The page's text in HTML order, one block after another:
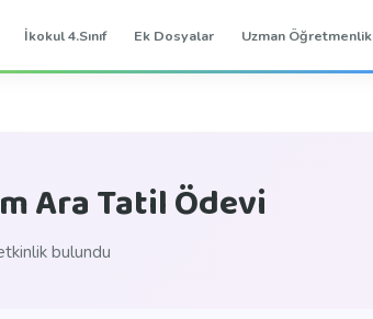
İkokul 4.Sınıf Ek Dosyalar Uzman Öğretmenlik
Ara Tatil Ödevi
bulundu